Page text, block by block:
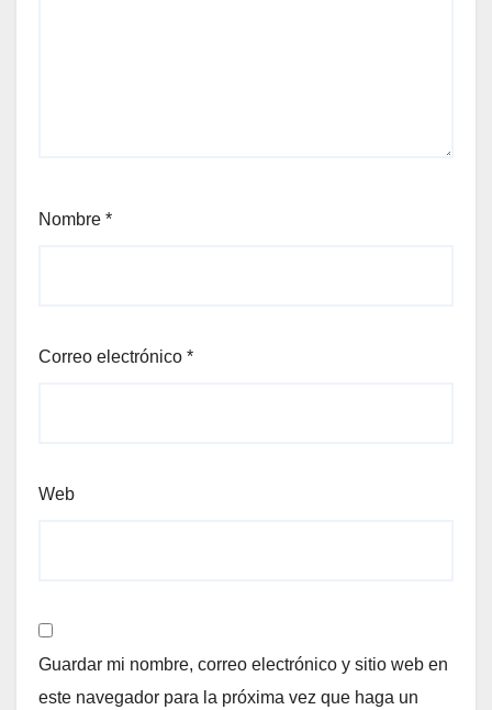
Nombre *
Correo electrónico *
Web
Guardar mi nombre, correo electrónico y sitio web en
este navegador para la próxima vez que haga un